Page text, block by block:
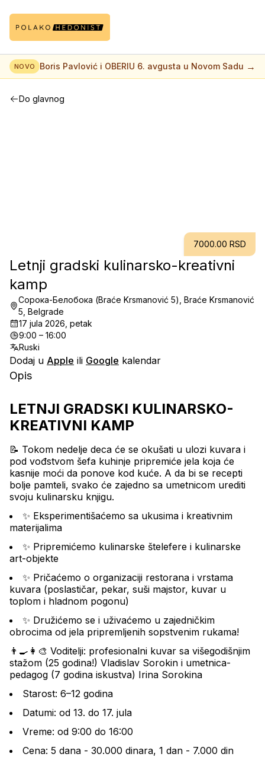
NOVO Boris Pavlović i OBERIU 6. avgusta u Novom Sadu →
Do glavnog
7000.00 RSD
Letnji gradski kulinarsko-kreativni
kamp
Сорока-Белобока (Braće Krsmanović 5), Braće Krsmanović
5, Belgrade
17 jula 2026, petak
9:00 – 16:00
Ruski
Dodaj u Apple ili Google kalendar
Opis
LETNJI GRADSKI KULINARSKO-
KREATIVNI KAMP
📝 Tokom nedelje deca će se okušati u ulozi kuvara i
pod vođstvom šefa kuhinje pripremiće jela koja će
kasnije moći da ponove kod kuće. A da bi se recepti
bolje pamteli, svako će zajedno sa umetnicom urediti
svoju kulinarsku knjigu.
✨ Eksperimentišaćemo sa ukusima i kreativnim
materijalima
✨ Pripremićemo kulinarske štelefere i kulinarske
art-objekte
✨ Pričaćemo o organizaciji restorana i vrstama
kuvara (poslastičar, pekar, suši majstor, kuvar u
toplom i hladnom pogonu)
✨ Družićemo se i uživaćemo u zajedničkim
obrocima od jela pripremljenih sopstvenim rukama!
👨‍🍳👩‍🎨 Voditelji: profesionalni kuvar sa višegodišnjim
stažom (25 godina!) Vladislav Sorokin i umetnica-
pedagog (7 godina iskustva) Irina Sorokina
Starost: 6–12 godina
Datumi: od 13. do 17. jula
Vreme: od 9:00 do 16:00
Cena: 5 dana - 30.000 dinara, 1 dan - 7.000 din